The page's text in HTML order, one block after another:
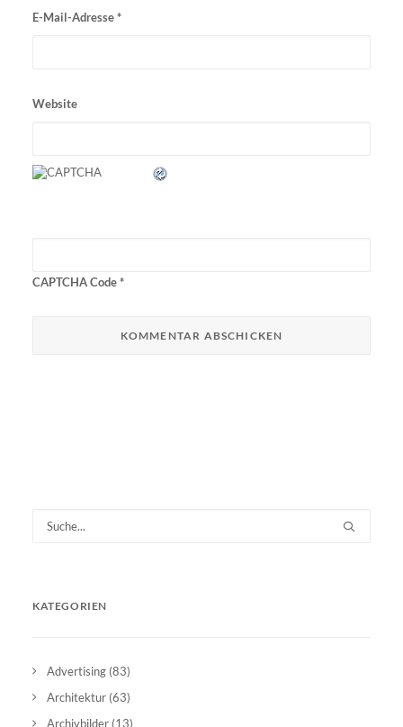
E-Mail-Adresse*
Website
CAPTCHA Code*
KATEGORIEN
Advertising (83)
Architektur (63)
Archivbilder (13)